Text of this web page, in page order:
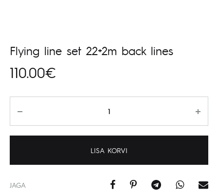
Flying line set 22+2m back lines
110.00€
LISA KORVI
JAGA